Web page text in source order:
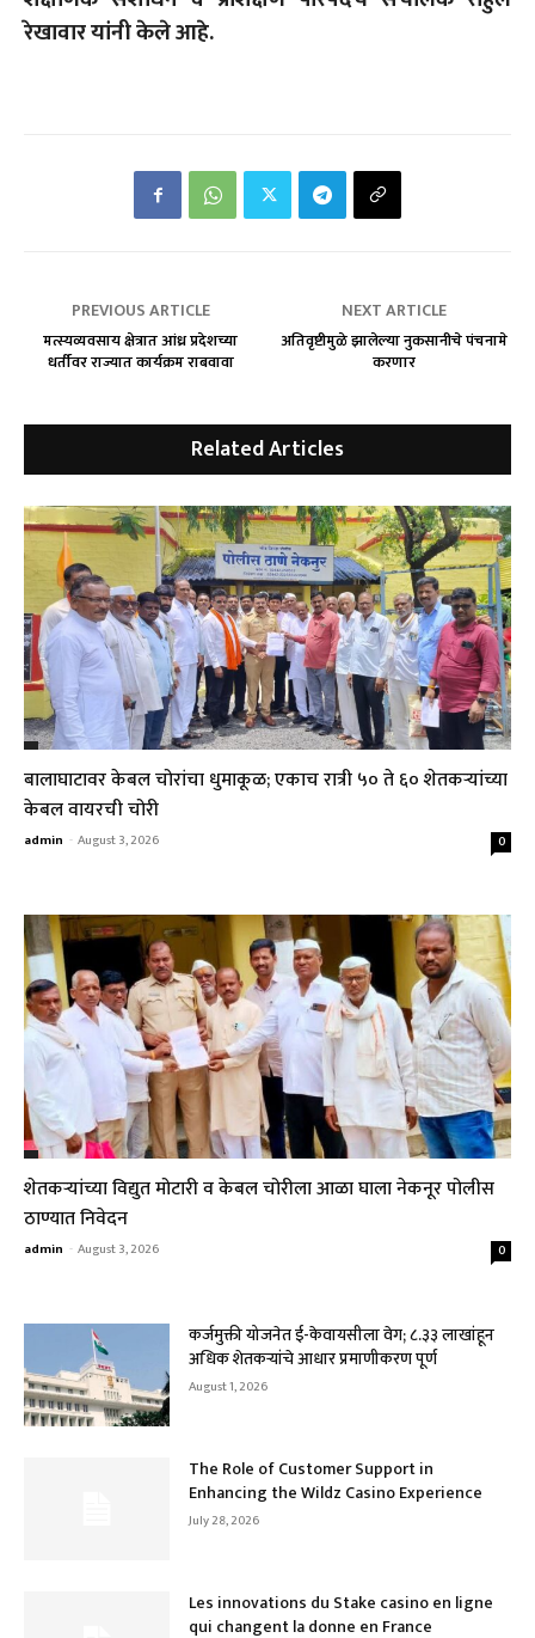
रेखावार यांनी केले आहे.
PREVIOUS ARTICLE
मत्स्यव्यवसाय क्षेत्रात आंध्र प्रदेशच्या
धर्तीवर राज्यात कार्यक्रम राबवावा
NEXT ARTICLE
अतिवृष्टीमुळे झालेल्या नुकसानीचे पंचनामे
करणार
Related Articles
बालाघाटावर केबल चोरांचा धुमाकूळ; एकाच रात्री ५० ते ६० शेतकऱ्यांच्या
केबल वायरची चोरी
admin - August 3, 2026 0
शेतकऱ्यांच्या विद्युत मोटारी व केबल चोरीला आळा घाला नेकनूर पोलीस
ठाण्यात निवेदन
admin - August 3, 2026 0
कर्जमुक्ती योजनेत ई-केवायसीला वेग; ८.३३ लाखांहून
अधिक शेतकऱ्यांचे आधार प्रमाणीकरण पूर्ण
August 1, 2026
The Role of Customer Support in
Enhancing the Wildz Casino Experience
July 28, 2026
Les innovations du Stake casino en ligne
qui changent la donne en France